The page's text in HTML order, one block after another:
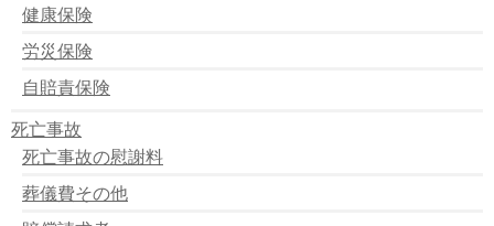
健康保険
労災保険
自賠責保険
死亡事故
死亡事故の慰謝料
葬儀費その他